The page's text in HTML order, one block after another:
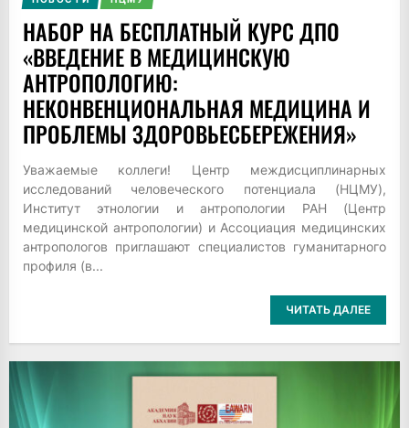
НАБОР НА БЕСПЛАТНЫЙ КУРС ДПО
«ВВЕДЕНИЕ В МЕДИЦИНСКУЮ
АНТРОПОЛОГИЮ:
НЕКОНВЕНЦИОНАЛЬНАЯ МЕДИЦИНА И
ПРОБЛЕМЫ ЗДОРОВЬЕСБЕРЕЖЕНИЯ»
Уважаемые коллеги! Центр междисциплинарных
исследований человеческого потенциала (НЦМУ),
Институт этнологии и антропологии РАН (Центр
медицинской антропологии) и Ассоциация медицинских
антропологов приглашают специалистов гуманитарного
профиля (в...
ЧИТАТЬ ДАЛЕЕ